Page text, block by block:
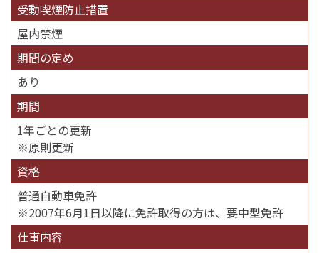
受動喫煙防止措置
屋内禁煙
期間の定め
あり
期間
1年ごとの更新
※原則更新
資格
普通自動車免許
※2007年6月1日以降に免許取得の方は、要中型免許
仕事内容